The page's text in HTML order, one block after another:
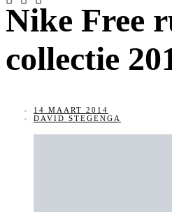
Nike Free
collectie
14 MAART 2014
DAVID STEGENGA